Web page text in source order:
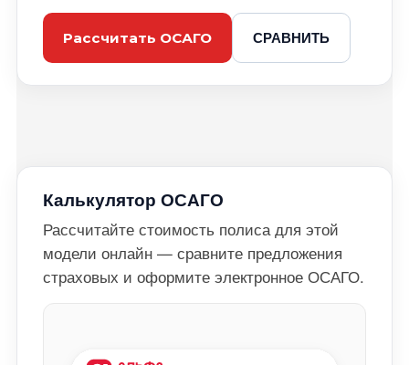
Рассчитать ОСАГО СРАВНИТЬ
Калькулятор ОСАГО
Рассчитайте стоимость полиса для этой
модели онлайн — сравните предложения
страховых и оформите электронное ОСАГО.